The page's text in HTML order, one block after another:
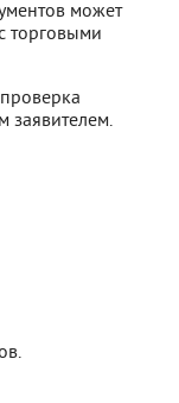
может
торговыми
заявителем.